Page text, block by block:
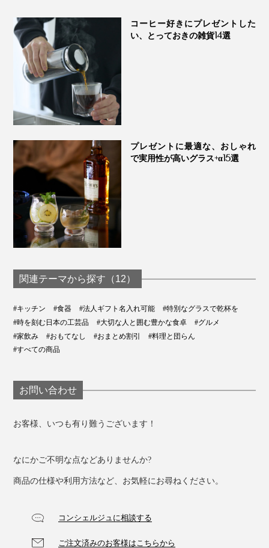
同梱の取り扱い説明書は、裏面に英語表記も。
桐の蓋には桜のロゴが。スリーブを重ね合わせるとピタ
ス
コーヒー好きにプレゼントした
い、とっておきの雑貨14選
プレゼントに最適な、おしゃれ
で実用性が高いグラス+α15選
関連テーマから探す（12）
#キッチン #食器 #法人ギフト名入れ可能
#特別なグラスで乾杯を
#時を刻む日本の工芸品
#大切な人と囲む豊かな食卓
#グルメ
#家飲み
#おもてなし #おまとめ割引
#料理と団らん
#すべての商品
お問い合わせ
お客様、いつも有り難うございます！
なにかご不明な点などありませんか?
商品の仕様や利用方法など、お気軽にお尋ねください。
コンシェルジュに相談する
ご注文済みのお客様はこちらから